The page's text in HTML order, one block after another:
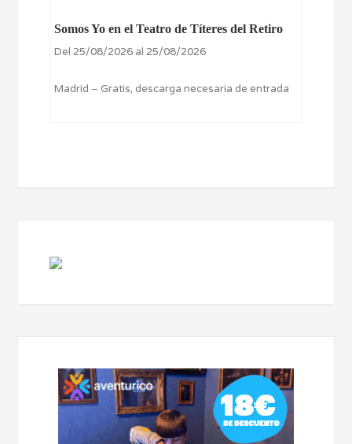
Somos Yo en el Teatro de Títeres del Retiro
Del 25/08/2026 al 25/08/2026
Madrid – Gratis, descarga necesaria de entrada